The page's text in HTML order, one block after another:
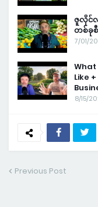
ဇူလိုင်
တစ်ခုစီ
7/01/
What
Like
8/15/
Previous Post